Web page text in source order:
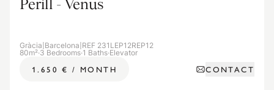
Perill - Venus
Gràcia Barcelona REF 231LEP12REP12
80m²·3 Bedrooms·1 Baths·Elevator
1.650 € / MONTH CONTACT